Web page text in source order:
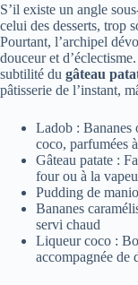
S’il existe un angle
celui des desserts, trop
Pourtant, l’archipel
douceur et
subtilité du gâteau
pâtisserie de l’instant,
Ladob : Bananes
coco, parfumées
Gâteau patate :
four ou à la
Pudding de
Bananes
servi chaud
Liqueur coco :
accompagnée de